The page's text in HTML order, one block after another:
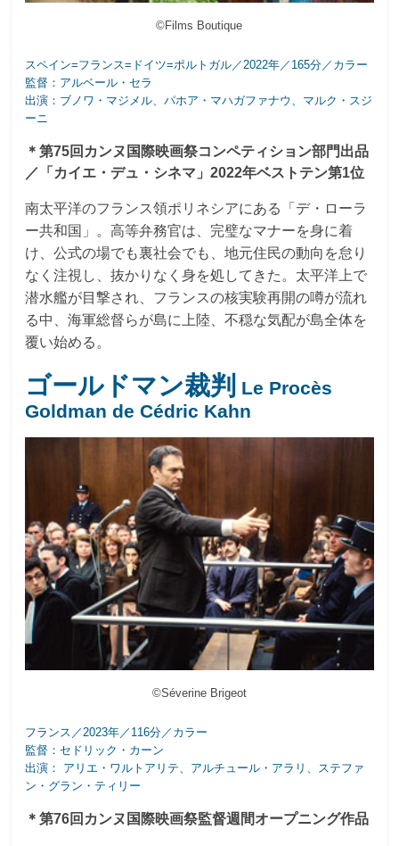
©Films Boutique
スペイン=フランス=ドイツ=ポルトガル／2022年／165分／カラー
監督：アルベール・セラ
出演：ブノワ・マジメル、パホア・マハガファナウ、マルク・スジ
ーニ
＊第75回カンヌ国際映画祭コンペティション部門出品
／「カイエ・デュ・シネマ」2022年ベストテン第1位
南太平洋のフランス領ポリネシアにある「デ・ローラ
ー共和国」。高等弁務官は、完璧なマナーを身に着
け、公式の場でも裏社会でも、地元住民の動向を怠り
なく注視し、抜かりなく身を処してきた。太平洋上で
潜水艦が目撃され、フランスの核実験再開の噂が流れ
る中、海軍総督らが島に上陸、不穏な気配が島全体を
覆い始める。
ゴールドマン裁判 Le Procès
Goldman de Cédric Kahn
©Séverine Brigeot
フランス／2023年／116分／カラー
監督：セドリック・カーン
出演： アリエ・ワルトアリテ、アルチュール・アラリ、ステファ
ン・グラン・ティリー
＊第76回カンヌ国際映画祭監督週間オープニング作品